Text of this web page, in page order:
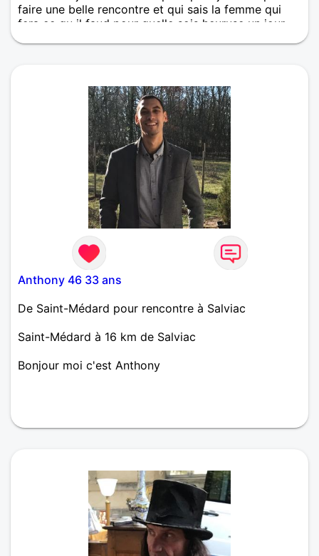
faire une belle rencontre et qui sais la femme qui
fera ce qu il faud pour quelle sois heuruse un jour..
Anthony 46 33 ans
De Saint-Médard pour rencontre à Salviac
Saint-Médard à 16 km de Salviac
Bonjour moi c'est Anthony